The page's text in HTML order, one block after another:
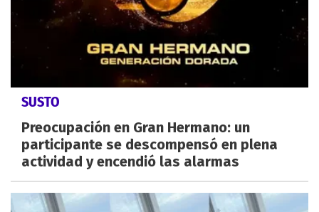
SUSTO
Preocupación en Gran Hermano: un
participante se descompensó en plena
actividad y encendió las alarmas